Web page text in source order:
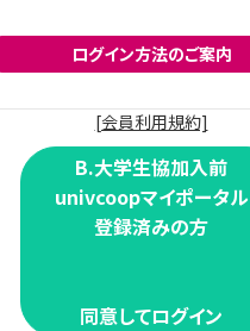
ログイン方法のご案内
[会員利用規約]
B.大学生協加入前
univcoopマイポータル
登録済みの方
同意してログイン